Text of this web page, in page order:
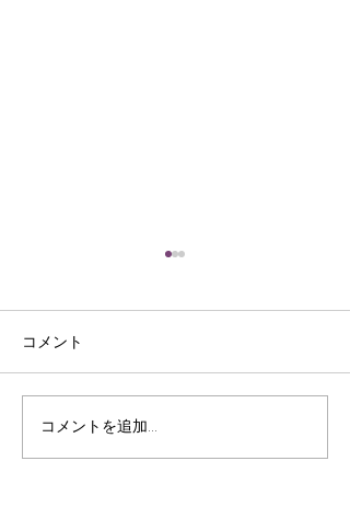
皮裁ち庖丁
コメント
コメントを追加…